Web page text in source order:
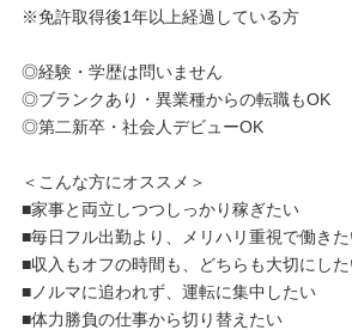
※免許取得後1年以上経過している方
◎経験・学歴は問いません
◎ブランクあり・異業種からの転職もOK
◎第二新卒・社会人デビューOK
＜こんな方にオススメ＞
■家事と両立しつつしっかり稼ぎたい
■毎日フル出勤より、メリハリ重視で働き
■収入もオフの時間も、どちらも大切にし
■ノルマに追われず、運転に集中したい
■体力勝負の仕事から切り替えたい